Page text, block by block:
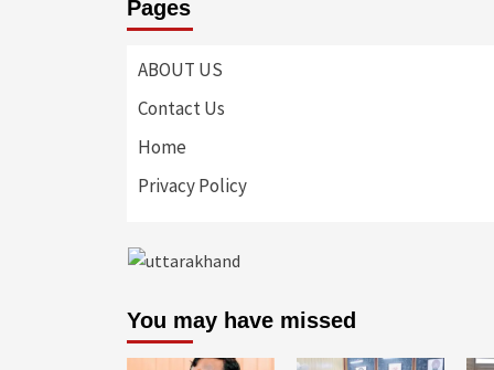
Pages
ABOUT US
Contact Us
Home
Privacy Policy
You may have missed